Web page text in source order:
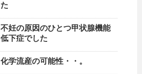
た
不妊の原因のひとつ甲状腺機能
低下症でした
化学流産の可能性・・。